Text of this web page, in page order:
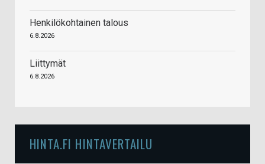
Henkilökohtainen talous
6.8.2026
Liittymät
6.8.2026
HINTA.FI HINTAVERTAILU